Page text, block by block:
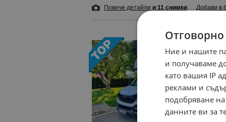
Повече детайли и 11 снимки Добави в
Ние и нашите
и получаваме
като вашия IP
реклами и
подобряване на
данните ви за